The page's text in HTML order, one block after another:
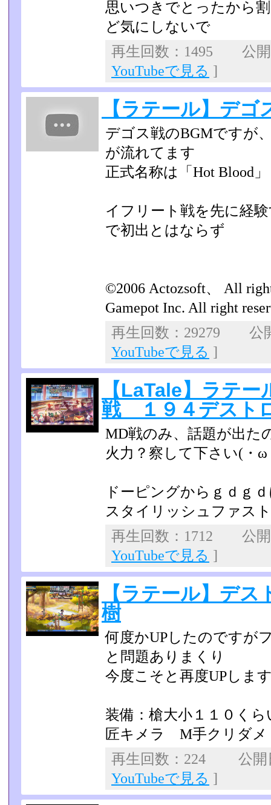
思いつきでとったから
ど気にしないで
再生回数：1495 公
YouTubeで見る ]
【ラテール】デゴ
デゴス戦のBGMですが
が流れてます
正式名称は「Hot Blood」
イフリート戦を先に経
で初出とはならず
©2006 Actozsoft、 All
Gamepot Inc. All right
再生回数：29279 公
YouTubeで見る ]
【LaTale】ラテ
戦 １９４デスト
MD戦のみ、話題が出た
火力？察して下さい(・ω
ドーピングからｇｄｇ
スタイリッシュファス
再生回数：1712 公
YouTubeで見る ]
【ラテール】デ
樹
何度かUPしたのですが
と問題ありまくり
今度こそと再度UPしま
装備：槍大小１１０く
匠キメラ M手クリダメ
再生回数：224 公
YouTubeで見る ]